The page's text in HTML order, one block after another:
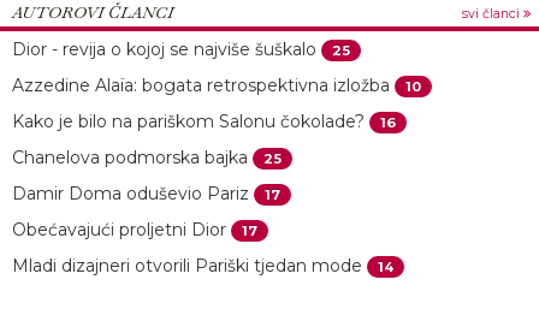
AUTOROVI ČLANCI svi članci
Dior - revija o kojoj se najviše šuškalo 25
Azzedine Alaïa: bogata retrospektivna izložba 10
Kako je bilo na pariškom Salonu čokolade? 16
Chanelova podmorska bajka 25
Damir Doma oduševio Pariz 17
Obećavajući proljetni Dior 17
Mladi dizajneri otvorili Pariški tjedan mode 14